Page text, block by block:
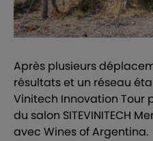
Après plusieurs
résultats et un réseau
Vinitech Innovation Tour
du salon SITEVINITECH
avec Wines of Argentina.